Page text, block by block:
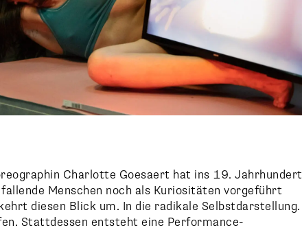
Charlotte Goesaert hat ins 19. Jahrhundert
Menschen noch als Kuriositäten vorgeführt
diesen Blick um. In die radikale Selbstdarstellung.
Stattdessen entsteht eine Performance-